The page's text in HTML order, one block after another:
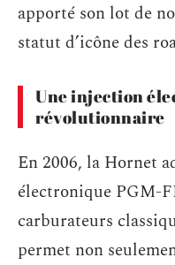
apporté son lot de
statut d’icône des
Une injection
révolutionnaire
En 2006, la Hornet
électronique PGM-
carburateurs
permet non